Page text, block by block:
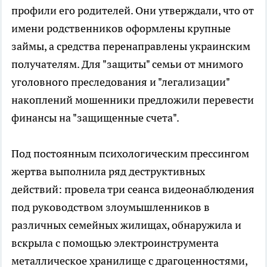
профили его родителей. Они утверждали, что от
имени родственников оформлены крупные
займы, а средства перенаправлены украинским
получателям. Для "защиты" семьи от мнимого
уголовного преследования и "легализации"
накоплений мошенники предложили перевести
финансы на "защищенные счета".
Под постоянным психологическим прессингом
жертва выполнила ряд деструктивных
действий: провела три сеанса видеонаблюдения
под руководством злоумышленников в
различных семейных жилищах, обнаружила и
вскрыла с помощью электроинструмента
металлическое хранилище с драгоценностями,